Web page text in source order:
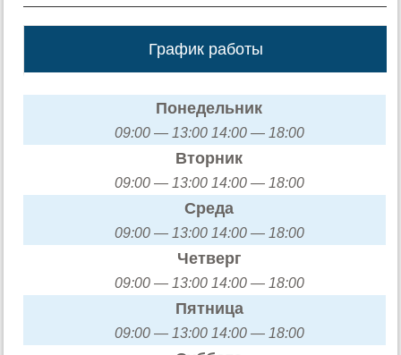
График работы
Понедельник
09:00 — 13:00 14:00 — 18:00
Вторник
09:00 — 13:00 14:00 — 18:00
Среда
09:00 — 13:00 14:00 — 18:00
Четверг
09:00 — 13:00 14:00 — 18:00
Пятница
09:00 — 13:00 14:00 — 18:00